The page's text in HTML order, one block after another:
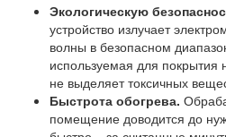
Экологическую
устройство излучает
волны в безопасном
используемая для покрытия
не выделяет токсичных
Быстрота обогрева.
помещение доводится до